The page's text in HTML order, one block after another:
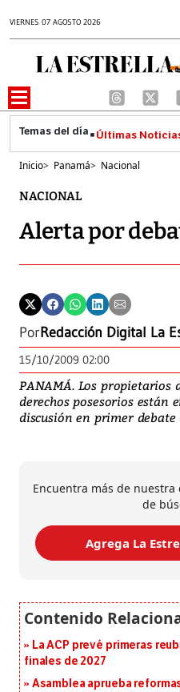
VIERNES 07 AGOSTO 2026
Últimas
Inicio> Panamá> Nacional
NACIONAL
Alerta por
PorRedacción Digital La
15/10/2009 02:00
PANAMÁ. Los propietarios
derechos posesorios están
discusión en primer debate
Encuentra más de
de
Agrega La
La ACP prevé primeras
finales de 2027
Asamblea aprueba